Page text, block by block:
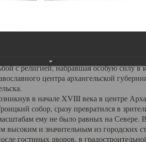
говорить, что Архангельск в большей
систематических
архитектуры. Больше всего по
с религией, набравшая особую силу в
центра архангельской
начале XVIII века в центре
собор, сразу превратился в
ему не было равных на Севере.
высоким и значительным из городских
гостиных дворов, в